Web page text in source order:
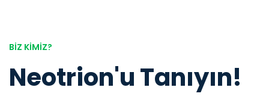
BİZ KİMİZ?
Neotrion'u Tanıyın!